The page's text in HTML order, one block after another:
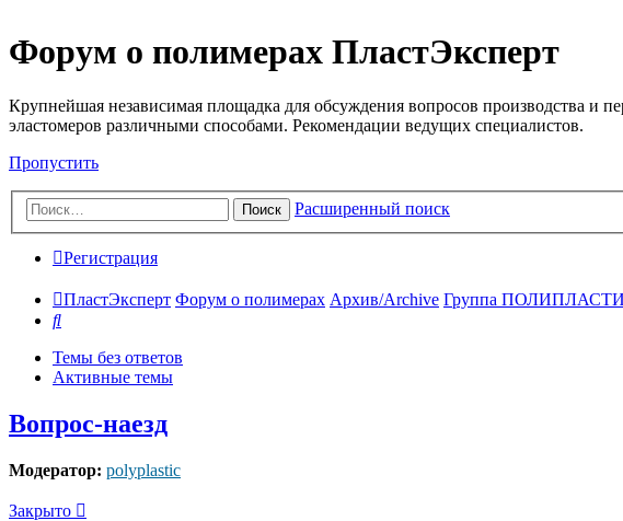
Форум о полимерах ПластЭксперт
Крупнейшая независимая площадка для обсуждения вопросов производства и
эластомеров различными способами. Рекомендации ведущих специалистов.
Пропустить
Поиск Расширенный поиск
Регистрация
ПластЭксперт Форум о полимерах Архив/Archive Группа
Поиск
Темы без ответов
Активные темы
Вопрос-наезд
Модератор: polyplastic
Закрыто